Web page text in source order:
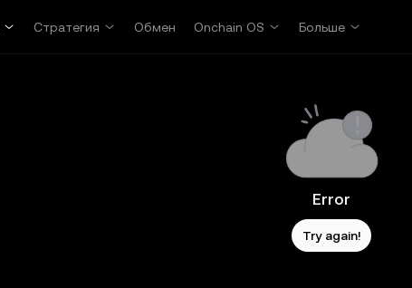
Стратегия Обмен Onchain OS Больше
Error
Try again!